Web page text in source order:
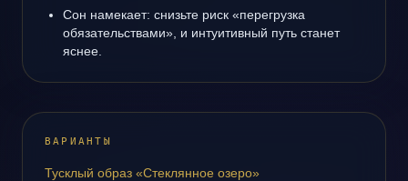
Сон намекает: снизьте риск «перегрузка
обязательствами», и интуитивный путь станет
яснее.
ВАРИАНТЫ
Тусклый образ «Стеклянное озеро»